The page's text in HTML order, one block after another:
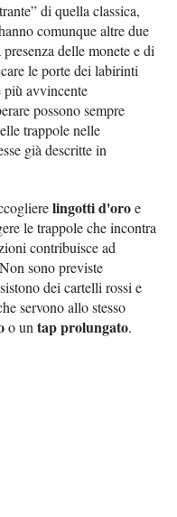
di quella classica,
comunque altre due
delle monete e di
le porte dei labirinti
più avvincente
possono sempre
trappole nelle
già descritte in
lingotti d'oroe
le trappole che incontra
contribuisce ad
sono previste
dei cartelli rossi e
servono allo stesso
o untap prolungato.